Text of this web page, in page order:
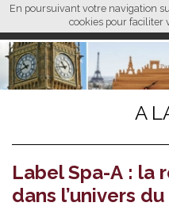
En poursuivant votre navigation
cookies pour faciliter
L M
A
Label Spa-A : la
dans l’univers